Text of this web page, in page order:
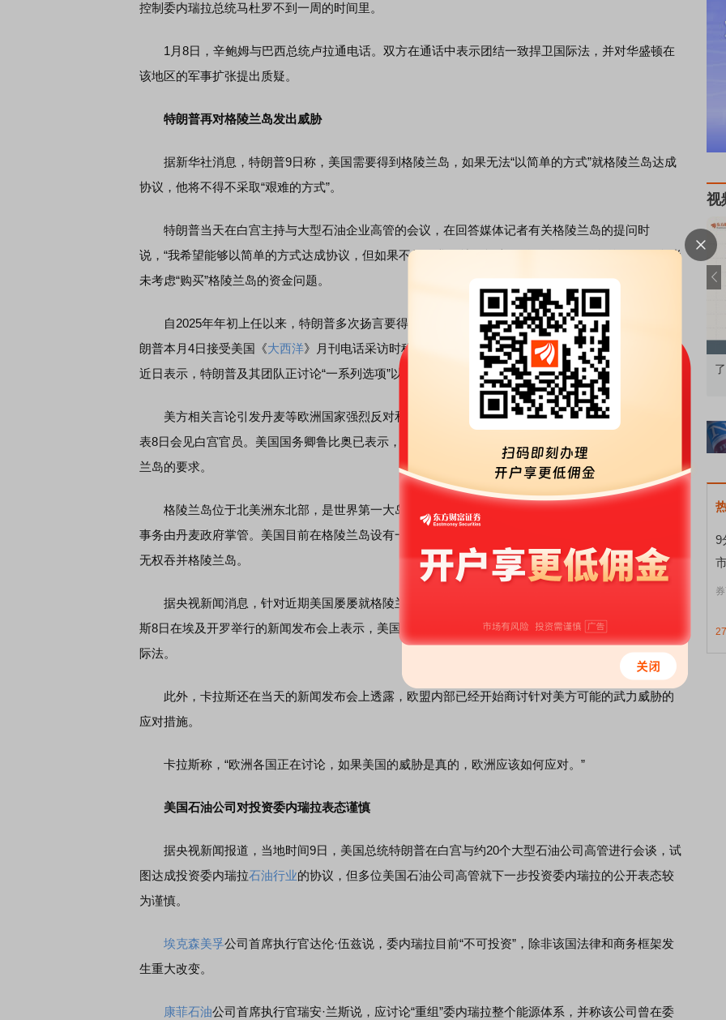
控制委内瑞拉总统马杜罗不到一周的时间里。
1月8日，辛鲍姆与巴西总统卢拉通电话。双方在通话中表示团结一致捍卫国际法，并对华盛顿在
该地区的军事扩张提出质疑。
特朗普再对格陵兰岛发出威胁
据新华社消息，特朗普9日称，美国需要得到格陵兰岛，如果无法“以简单的方式”就格陵兰岛达成
协议，他将不得不采取“艰难的方式”。
特朗普当天在白宫主持与大型石油企业高管的会议，在回答媒体记者有关格陵兰岛的提问时
说，“我希望能够以简单的方式达成协议，但如果不行，我们就只能走艰难的道路”。他还说，现阶段尚
未考虑“购买”格陵兰岛的资金问题。
自2025年年初上任以来，特朗普多次扬言要得到格陵兰岛，并声称不排除动用武力的可能性。特
朗普本月4日接受美国《大西洋》月刊电话采访时称，“我们绝对需要格陵兰岛”。白宫新闻秘书莱维特
近日表示，特朗普及其团队正讨论“一系列选项”以得到格陵兰岛，包括“购买”和“动用美国军队”。
美方相关言论引发丹麦等欧洲国家强烈反对和担忧。据美国媒体报道，丹麦外交官和格陵兰岛代
表8日会见白宫官员。美国国务卿鲁比奥已表示，他计划下周与丹麦官员会面，讨论美方有关得到格陵
兰岛的要求。
格陵兰岛位于北美洲东北部，是世界第一大岛，也是丹麦自治领地，有高度自治权，国防和外交
事务由丹麦政府掌管。美国目前在格陵兰岛设有一处军事基地。丹麦首相弗雷泽里克森4日表示，美国
无权吞并格陵兰岛。
据央视新闻消息，针对近期美国屡屡就格陵兰岛所作的表态，欧盟外交与安全政策高级代表卡拉
斯8日在埃及开罗举行的新闻发布会上表示，美国对格陵兰岛的威胁“极其令人担忧”，呼吁美国尊重国
际法。
此外，卡拉斯还在当天的新闻发布会上透露，欧盟内部已经开始商讨针对美方可能的武力威胁的
应对措施。
卡拉斯称，“欧洲各国正在讨论，如果美国的威胁是真的，欧洲应该如何应对。”
美国石油公司对投资委内瑞拉表态谨慎
据央视新闻报道，当地时间9日，美国总统特朗普在白宫与约20个大型石油公司高管进行会谈，试
图达成投资委内瑞拉石油行业的协议，但多位美国石油公司高管就下一步投资委内瑞拉的公开表态较
为谨慎。
埃克森美孚公司首席执行官达伦·伍兹说，委内瑞拉目前“不可投资”，除非该国法律和商务框架发
生重大改变。
康菲石油公司首席执行官瑞安·兰斯说，应讨论“重组”委内瑞拉整个能源体系，并称该公司曾在委
视
连线｜东方财富证券陈果：A股再平衡的
债券知识通识：从基础认知到特色品种 了解北交所知识 做理性投资者
9